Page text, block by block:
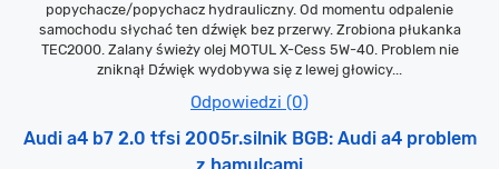
popychacze/popychacz hydrauliczny. Od momentu odpalenie
samochodu słychać ten dźwięk bez przerwy. Zrobiona płukanka
TEC2000. Zalany świeży olej MOTUL X-Cess 5W-40. Problem nie
zniknął Dźwięk wydobywa się z lewej głowicy...
Odpowiedzi (0)
Audi a4 b7 2.0 tfsi 2005r.silnik BGB: Audi a4 problem